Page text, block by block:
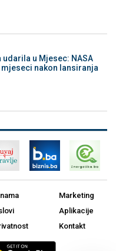
udarila u Mjesec: NASA
nakon lansiranja
Marketing
Aplikacije
Kontakt